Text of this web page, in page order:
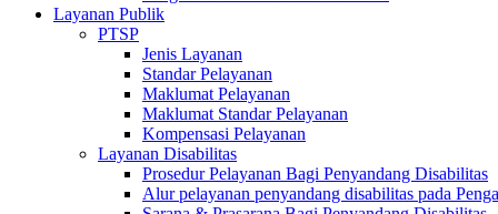
Layanan Publik
PTSP
Jenis Layanan
Standar Pelayanan
Maklumat Pelayanan
Maklumat Standar Pelayanan
Kompensasi Pelayanan
Layanan Disabilitas
Prosedur Pelayanan Bagi Penyandang Disabilitas
Alur pelayanan penyandang disabilitas pada